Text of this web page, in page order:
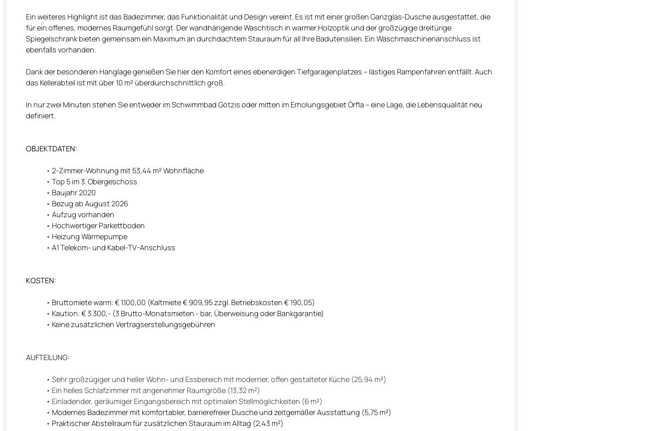
Ein weiteres Highlight ist das Badezimmer, das Funktionalität und Design vereint. Es ist mit einer großen Ganzglas-Dusche ausgestattet, die
für ein offenes, modernes Raumgefühl sorgt. Der wandhängende Waschtisch in warmer Holzoptik und der großzügige dreitürige
Spiegelschrank bieten gemeinsam ein Maximum an durchdachtem Stauraum für all Ihre Badutensilien. Ein Waschmaschinenanschluss ist
ebenfalls vorhanden.
Dank der besonderen Hanglage genießen Sie hier den Komfort eines ebenerdigen Tiefgaragenplatzes – lästiges Rampenfahren entfällt. Auch
das Kellerabteil ist mit über 10 m² überdurchschnittlich groß.
In nur zwei Minuten stehen Sie entweder im Schwimmbad Götzis oder mitten im Erholungsgebiet Örfla – eine Lage, die Lebensqualität neu
definiert.
OBJEKTDATEN:
2-Zimmer-Wohnung mit 53,44 m² Wohnfläche
Top 5 im 3. Obergeschoss
Baujahr 2020
Bezug ab August 2026
Aufzug vorhanden
Hochwertiger Parkettboden
Heizung Wärmepumpe
A1 Telekom- und Kabel-TV-Anschluss
KOSTEN:
Bruttomiete warm: € 1.100,00 (Kaltmiete € 909,95 zzgl. Betriebskosten € 190,05)
Kaution: € 3.300,- (3 Brutto-Monatsmieten - bar, Überweisung oder Bankgarantie)
Keine zusätzlichen Vertragserstellungsgebühren
AUFTEILUNG:
Sehr großzügiger und heller Wohn- und Essbereich mit moderner, offen gestalteter Küche (25,94 m²)
Ein helles Schlafzimmer mit angenehmer Raumgröße (13,32 m²)
Einladender, geräumiger Eingangsbereich mit optimalen Stellmöglichkeiten (6 m²)
Modernes Badezimmer mit komfortabler, barrierefreier Dusche und zeitgemäßer Ausstattung (5,75 m²)
Praktischer Abstellraum für zusätzlichen Stauraum im Alltag (2,43 m²)